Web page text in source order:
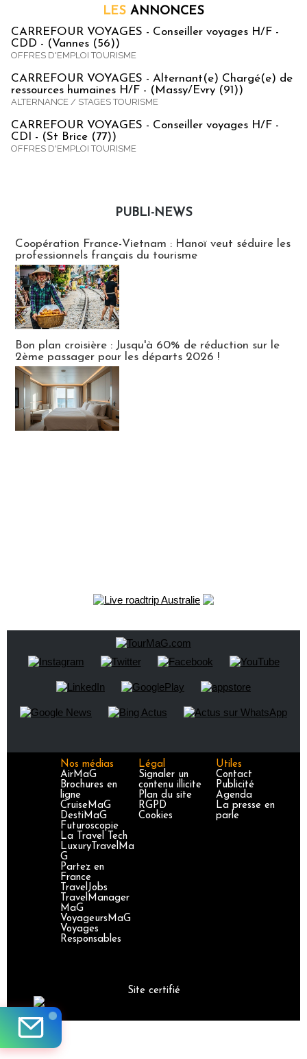
LES ANNONCES
CARREFOUR VOYAGES - Conseiller voyages H/F -
CDD - (Vannes (56))
OFFRES D'EMPLOI TOURISME
CARREFOUR VOYAGES - Alternant(e) Chargé(e) de
ressources humaines H/F - (Massy/Evry (91))
ALTERNANCE / STAGES TOURISME
CARREFOUR VOYAGES - Conseiller voyages H/F -
CDI - (St Brice (77))
OFFRES D'EMPLOI TOURISME
PUBLI-NEWS
Coopération France-Vietnam : Hanoï veut séduire les
professionnels français du tourisme
Bon plan croisière : Jusqu'à 60% de réduction sur le
2ème passager pour les départs 2026 !
Nos médias
AirMaG
Brochures en
ligne
CruiseMaG
DestiMaG
Futuroscopie
La Travel Tech
LuxuryTravelMa
G
Partez en
France
TravelJobs
TravelManager
MaG
VoyageursMaG
Voyages
Responsables
Légal
Signaler un
contenu illicite
Plan du site
RGPD
Cookies
Utiles
Contact
Publicité
Agenda
La presse en
parle
Site certifié